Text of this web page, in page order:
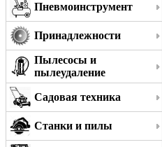
Пневмоинструмент
Принадлежности
Пылесосы и
пылеудаление
Садовая техника
Станки и пилы